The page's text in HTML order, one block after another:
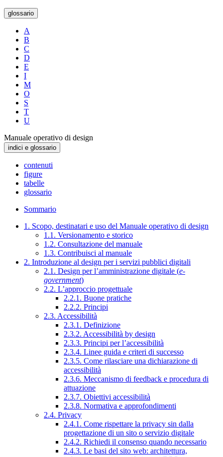
glossario
A
B
C
D
E
I
M
O
S
T
U
Manuale operativo di design
indici e glossario
contenuti
figure
tabelle
glossario
Sommario
1. Scopo, destinatari e uso del Manuale operativo di design
1.1. Versionamento e storico
1.2. Consultazione del manuale
1.3. Contribuisci al manuale
2. Introduzione al design per i servizi pubblici digitali
2.1. Design per l’amministrazione digitale (e-
government)
2.2. L’approccio progettuale
2.2.1. Buone pratiche
2.2.2. Principi
2.3. Accessibilità
2.3.1. Definizione
2.3.2. Accessibilità by design
2.3.3. Principi per l’accessibilità
2.3.4. Linee guida e criteri di successo
2.3.5. Come rilasciare una dichiarazione di
accessibilità
2.3.6. Meccanismo di feedback e procedura di
attuazione
2.3.7. Obiettivi accessibilità
2.3.8. Normativa e approfondimenti
2.4. Privacy
2.4.1. Come rispettare la privacy sin dalla
progettazione di un sito o servizio digitale
2.4.2. Richiedi il consenso quando necessario
2.4.3. Le basi del sito web: architettura,